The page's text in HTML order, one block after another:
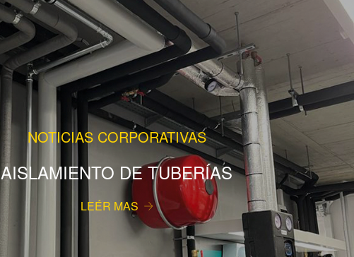
NOTICIAS CORPORATIVAS
AISLAMIENTO DE TUBERÍAS
LEÉR MAS